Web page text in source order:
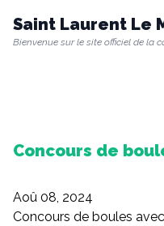
Saint Laurent Le
Bienvenue sur le site officiel de la
Vie municipale
Vie quotidienne
Concours de
Aoû 08, 2024
Concours de boules